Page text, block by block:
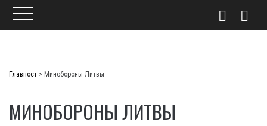
Главпост > Минобороны Литвы
МИНОБОРОНЫ ЛИТВЫ